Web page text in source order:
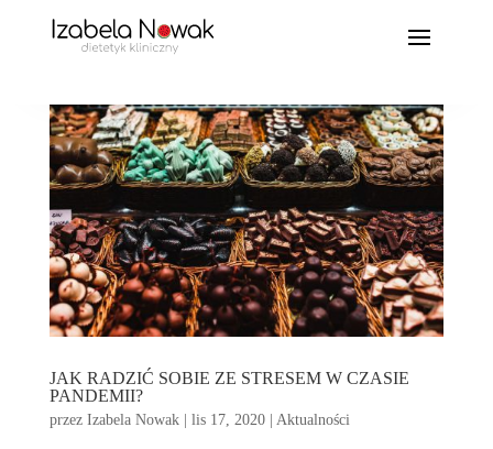
JAK RADZIĆ SOBIE ZE STRESEM W CZASIE
PANDEMII?
przez Izabela Nowak| lis 17, 2020| Aktualności